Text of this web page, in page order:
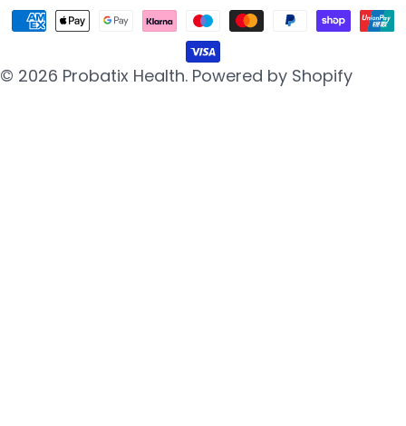
a
c
© 2026 Probatix Health. Powered by Shopify
Zahlungsarten